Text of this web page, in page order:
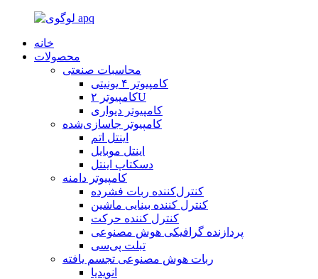
خانه
محصولات
محاسبات صنعتی
کامپیوتر ۴ یونیتی
کامپیوتر ۲U
کامپیوتر دیواری
کامپیوتر جاسازی‌شده
اینتل اتم
اینتل موبایل
دسکتاپ اینتل
کامپیوتر دامنه
کنترل‌کننده ربات فشرده
کنترل کننده بینایی ماشین
کنترل کننده حرکت
پردازنده گرافیکی هوش مصنوعی
تبلت پی‌سی
ربات هوش مصنوعی تجسم یافته
انویدیا